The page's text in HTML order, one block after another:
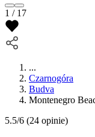
1 / 17
...
Czarnogóra
Budva
Montenegro
5.5/6 (24 opinie)